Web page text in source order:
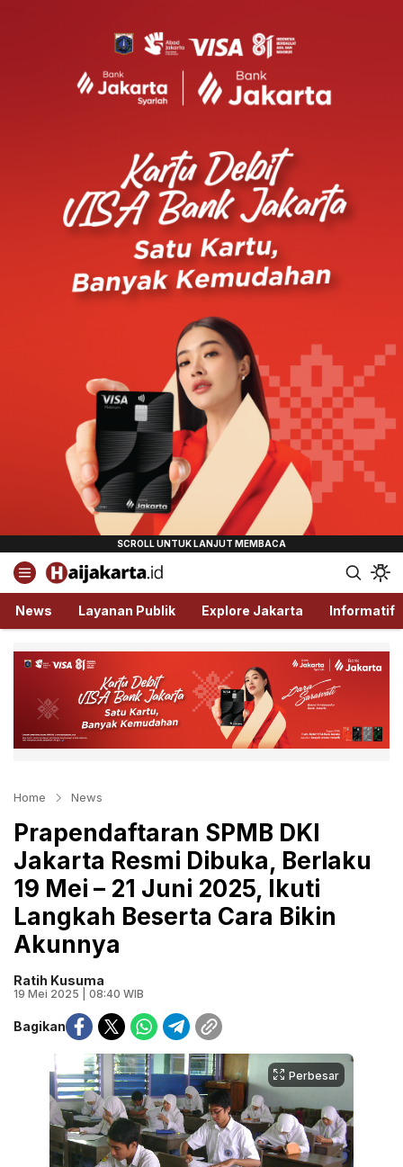
Haijakarta.id
Semua Tentang Jakarta Ada Disini!
News Layanan Publik Explore Jakarta Informatif
Home News
Prapendaftaran SPMB DKI
Jakarta Resmi Dibuka, Berlaku
19 Mei – 21 Juni 2025, Ikuti
Langkah Beserta Cara Bikin
Akunnya
Ratih Kusuma
19 Mei 2025 | 08:40 WIB
Bagikan
Perbesar